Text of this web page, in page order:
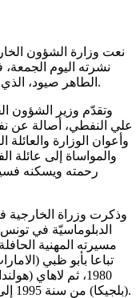
نعت وزارة الشؤون
نشرته اليوم الجمعة،
الطاهر صيود، الذي وافاه الأجل اليوم الخميس 23 أفريل 2025.
وتقدّم وزير الشؤون
علي النفطي، أصالة عن
وأعوان الوزارة
والمواساة إلى عائلة
رحمته ويسكنه
وذكرت وزراة الخارجية
الدبلوماسيّة في
مسيرته المهنية
(بلجيكا) من سنة 1995 إلى سنة 1998، ثم بروكسل مجددا سنة 2002.